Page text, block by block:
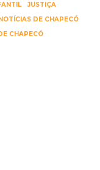
JUSTIÇA
NOTÍCIAS DE CHAPECÓ
CHAPECÓ